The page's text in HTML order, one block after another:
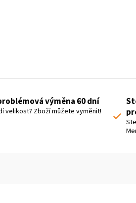
výměna 60 dní
velikost? Zboží můžete vyměnit!